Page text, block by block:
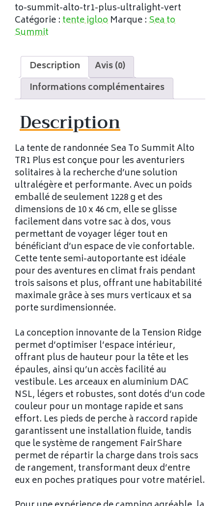
to-summit-alto-tr1-plus-ultralight-vert
Catégorie :tente igloo Marque :Sea to
Summit
Description
Avis (0)
Informations complémentaires
Description
La tente de randonnée Sea To Summit Alto
TR1 Plus est conçue pour les aventuriers
solitaires à la recherche d’une solution
ultralégère et performante. Avec un poids
emballé de seulement 1228 g et des
dimensions de 10 x 46 cm, elle se glisse
facilement dans votre sac à dos, vous
permettant de voyager léger tout en
bénéficiant d’un espace de vie confortable.
Cette tente semi-autoportante est idéale
pour des aventures en climat frais pendant
trois saisons et plus, offrant une habitabilité
maximale grâce à ses murs verticaux et sa
porte surdimensionnée.
La conception innovante de la Tension Ridge
permet d’optimiser l’espace intérieur,
offrant plus de hauteur pour la tête et les
épaules, ainsi qu’un accès facilité au
vestibule. Les arceaux en aluminium DAC
NSL, légers et robustes, sont dotés d’un code
couleur pour un montage rapide et sans
effort. Les pieds de perche à raccord rapide
garantissent une installation fluide, tandis
que le système de rangement FairShare
permet de répartir la charge dans trois sacs
de rangement, transformant deux d’entre
eux en poches pratiques pour votre matériel.